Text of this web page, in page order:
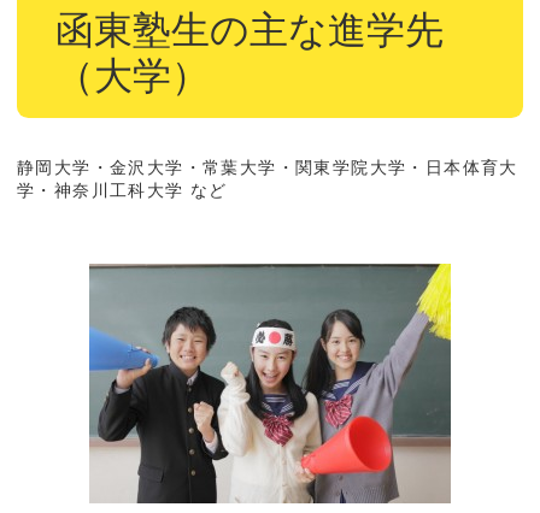
函東塾生の主な進学先
（大学）
静岡大学・金沢大学・常葉大学・関東学院大学・日本体育大
学・神奈川工科大学 など